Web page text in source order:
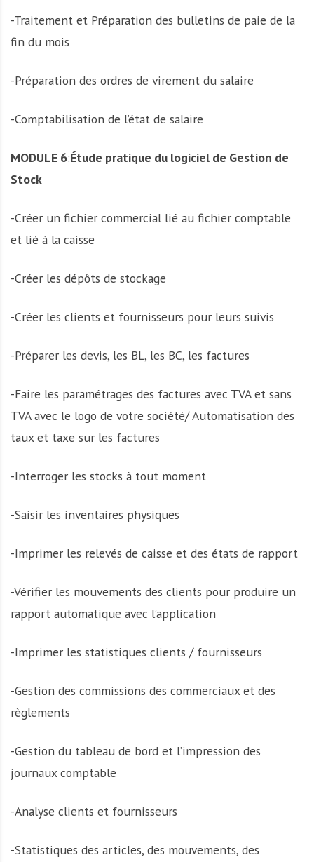
-Traitement et Préparation des bulletins de paie de la
fin du mois
-Préparation des ordres de virement du salaire
-Comptabilisation de l’état de salaire
MODULE 6:Étude pratique du logiciel de Gestion de
Stock
-Créer un fichier commercial lié au fichier comptable
et lié à la caisse
-Créer les dépôts de stockage
-Créer les clients et fournisseurs pour leurs suivis
-Préparer les devis, les BL, les BC, les factures
-Faire les paramétrages des factures avec TVA et sans
TVA avec le logo de votre société/ Automatisation des
taux et taxe sur les factures
-Interroger les stocks à tout moment
-Saisir les inventaires physiques
-Imprimer les relevés de caisse et des états de rapport
-Vérifier les mouvements des clients pour produire un
rapport automatique avec l’application
-Imprimer les statistiques clients / fournisseurs
-Gestion des commissions des commerciaux et des
règlements
-Gestion du tableau de bord et l’impression des
journaux comptable
-Analyse clients et fournisseurs
-Statistiques des articles, des mouvements, des